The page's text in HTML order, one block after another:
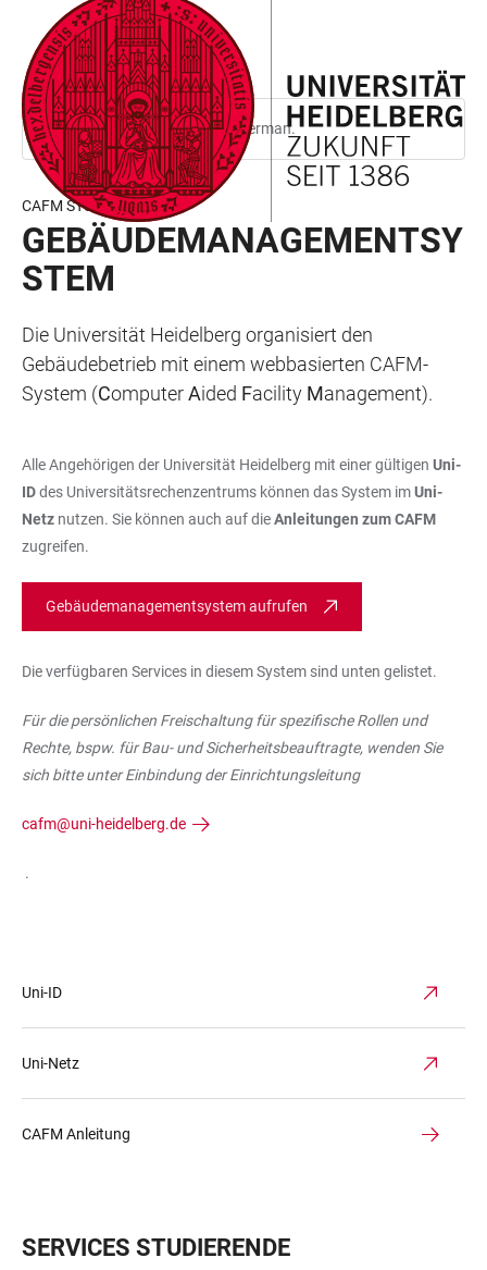
ACCESSIBILITY
LINKS
JUMP
TO
MAIN
CONTENT
OPEN
MAIN
NAVIGATION
OPEN
SEARCH
FORM
This page is only available in German.
CAFM SYSTEM
GEBÄUDEMANAGEMENTSY
STEM
Die Universität Heidelberg organisiert den
Gebäudebetrieb mit einem webbasierten CAFM-
System (ComputerAided Facility Management).
Alle Angehörigen der Universität Heidelberg mit einer gültigen Uni-
IDdes Universitätsrechenzentrums können das System imUni-
Netz nutzen. Sie können auch auf dieAnleitungen zum CAFM
zugreifen.
Gebäudemanagementsystem aufrufen
Die verfügbaren Services in diesem System sind unten gelistet.
Für die persönlichen Freischaltung für spezifische Rollen und
Rechte, bspw. für Bau- und Sicherheitsbeauftragte, wenden Sie
sich bitte unter Einbindung der Einrichtungsleitung
cafm@uni-heidelberg.de
.
Uni-ID
Uni-Netz
CAFM Anleitung
SERVICES STUDIERENDE